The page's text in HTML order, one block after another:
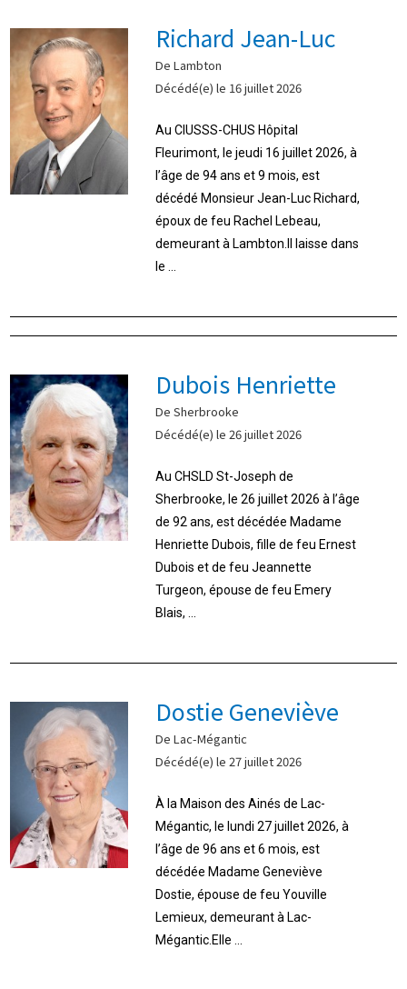
Richard Jean-Luc
De Lambton
Décédé(e) le 16 juillet 2026
Au CIUSSS-CHUS Hôpital
Fleurimont, le jeudi 16 juillet 2026, à
l’âge de 94 ans et 9 mois, est
décédé Monsieur Jean-Luc Richard,
époux de feu Rachel Lebeau,
demeurant à Lambton.Il laisse dans
le ...
Dubois Henriette
De Sherbrooke
Décédé(e) le 26 juillet 2026
Au CHSLD St-Joseph de
Sherbrooke, le 26 juillet 2026 à l’âge
de 92 ans, est décédée Madame
Henriette Dubois, fille de feu Ernest
Dubois et de feu Jeannette
Turgeon, épouse de feu Emery
Blais, ...
Dostie Geneviève
De Lac-Mégantic
Décédé(e) le 27 juillet 2026
À la Maison des Ainés de Lac-
Mégantic, le lundi 27 juillet 2026, à
l’âge de 96 ans et 6 mois, est
décédée Madame Geneviève
Dostie, épouse de feu Youville
Lemieux, demeurant à Lac-
Mégantic.Elle ...